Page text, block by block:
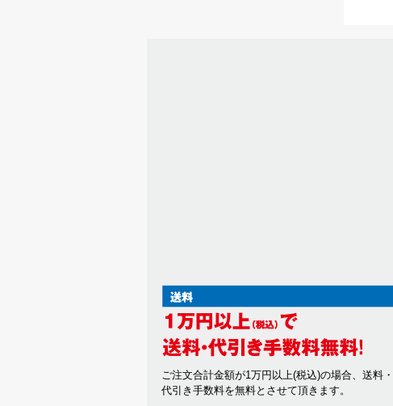
ご注文合計金額が1万円以上(税込)の場合、送料・
代引き手数料を無料とさせて頂きます。